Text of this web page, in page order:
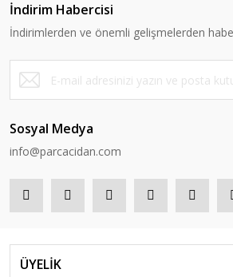
İndirim Habercisi
İndirimlerden ve önemli gelişmelerden
Sosyal Medya
info@parcacidan.com
ÜYELİK